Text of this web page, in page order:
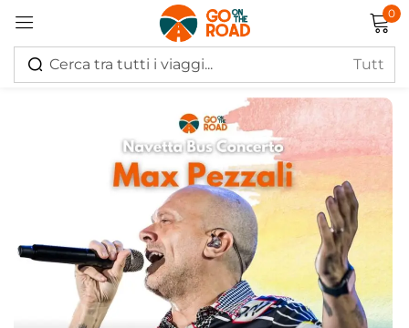
0
Accedi
Ricordati di me Hai perso la password?
Log in